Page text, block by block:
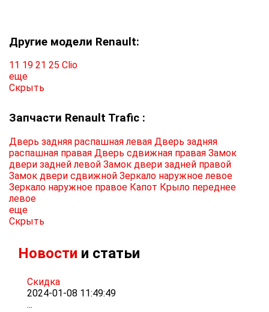
Другие модели Renault:
11 19 21 25 Clio
еще
Скрыть
Запчасти Renault Trafic :
Дверь задняя распашная левая Дверь задняя
распашная правая Дверь сдвижная правая Замок
двери задней левой Замок двери задней правой
Замок двери сдвижной Зеркало наружное левое
Зеркало наружное правое Капот Крыло переднее
левое
еще
Скрыть
Новости и статьи
Скидка
2024-01-08 11:49:49
...